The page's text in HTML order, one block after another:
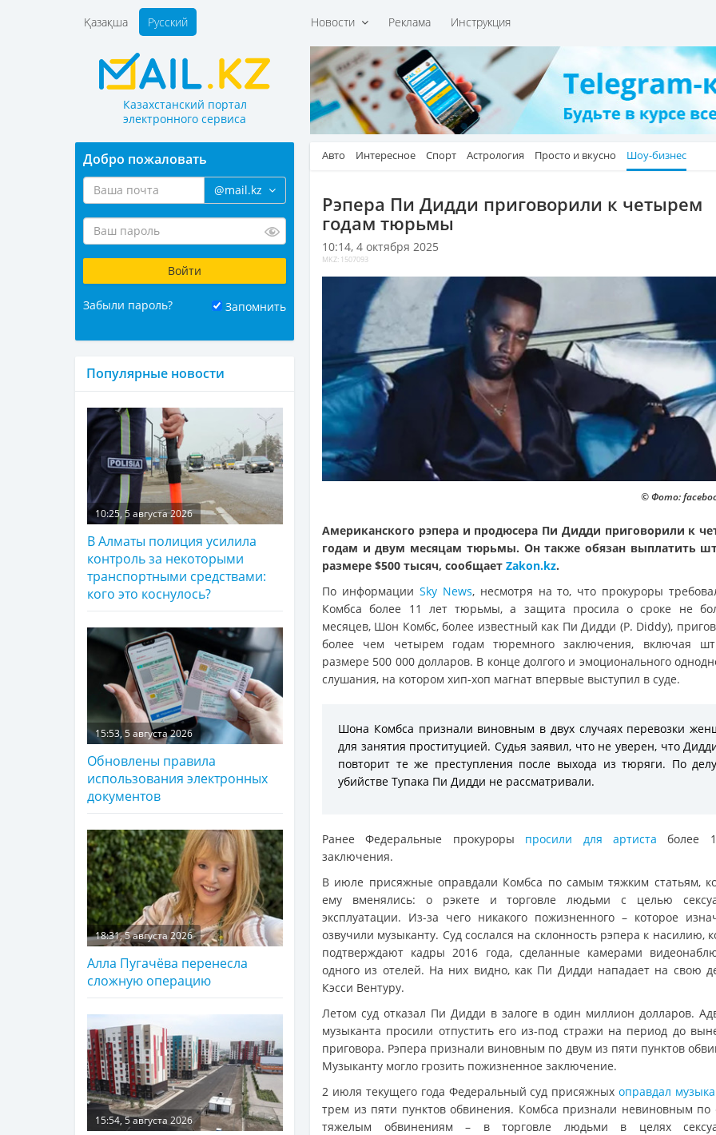
Новости Реклама Инструкция
Қазақша Русский
Казахстанский портал
электронного сервиса
Авто Интересное Спорт Астрология Просто и вкусно Шоу-бизнес
Рэпера Пи Дидди приговорили к четырем
годам тюрьмы
10:14, 4 октября 2025
MKZ: 1507093
© Фото:
Американского рэпера и продюсера Пи Дидди приговорили к
годам и двум месяцам тюрьмы. Он также обязан выплатить
размере $500 тысяч, сообщает Zakon.kz.
По информации Sky News, несмотря на то, что прокуроры
Комбса более 11 лет тюрьмы, а защита просила о сроке не
месяцев, Шон Комбс, более известный как Пи Дидди (P. Diddy),
более чем четырем годам тюремного заключения, включая
размере 500 000 долларов. В конце долгого и эмоционального
слушания, на котором хип-хоп магнат впервые выступил в суде.
Шона Комбса признали виновным в двух случаях перевозки
для занятия проституцией. Судья заявил, что не уверен, что
повторит те же преступления после выхода из тюряги. По
убийстве Тупака Пи Дидди не рассматривали.
Ранее Федеральные прокуроры просили для артистаболее
заключения.
В июле присяжные оправдали Комбса по самым тяжким статьям,
ему вменялись: о рэкете и торговле людьми с целью
эксплуатации. Из-за чего никакого пожизненного – которое
озвучили музыканту. Суд сослался на склонность рэпера к насилию,
подтверждают кадры 2016 года, сделанные камерами
одного из отелей. На них видно, как Пи Дидди нападает на свою
Кэсси Вентуру.
Летом суд отказал Пи Дидди в залоге в один миллион долларов.
музыканта просили отпустить его из-под стражи на период до
приговора. Рэпера признали виновным по двум из пяти пунктов
Музыканту могло грозить пожизненное заключение.
2 июля текущего года Федеральный суд присяжныхоправдал
трем из пяти пунктов обвинения. Комбса признали невиновным
тяжелым обвинениям – в торговле людьми в целях
Добро пожаловать
@mail.kz
Забыли пароль? Запомнить
Популярные новости
10:25, 5 августа 2026
В Алматы полиция усилила
контроль за некоторыми
транспортными средствами:
кого это коснулось?
15:53, 5 августа 2026
Обновлены правила
использования электронных
документов
18:31, 5 августа 2026
Алла Пугачёва перенесла
сложную операцию
15:54, 5 августа 2026